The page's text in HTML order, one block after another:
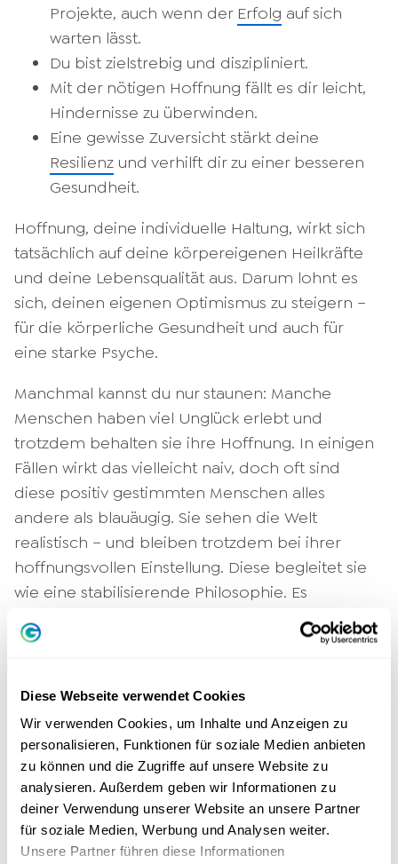
Diese Webseite verwendet Cookies
Wir verwenden Cookies, um Inhalte und Anzeigen zu
personalisieren, Funktionen für soziale Medien anbieten
zu können und die Zugriffe auf unsere Website zu
analysieren. Außerdem geben wir Informationen zu
deiner Verwendung unserer Website an unsere Partner
für soziale Medien, Werbung und Analysen weiter.
Unsere Partner führen diese Informationen
Projekte, auch wenn der Erfolg auf sich
warten lässt.
Du bist zielstrebig und diszipliniert.
Mit der nötigen Hoffnung fällt es dir leicht,
Hindernisse zu überwinden.
Eine gewisse Zuversicht stärkt deine
Resilienz und verhilft dir zu einer besseren
Gesundheit.
Hoffnung, deine individuelle Haltung, wirkt sich
tatsächlich auf deine körpereigenen Heilkräfte
und deine Lebensqualität aus. Darum lohnt es
sich, deinen eigenen Optimismus zu steigern –
für die körperliche Gesundheit und auch für
eine starke Psyche.
Manchmal kannst du nur staunen: Manche
Menschen haben viel Unglück erlebt und
trotzdem behalten sie ihre Hoffnung. In einigen
Fällen wirkt das vielleicht naiv, doch oft sind
diese positiv gestimmten Menschen alles
andere als blauäugig. Sie sehen die Welt
realistisch – und bleiben trotzdem bei ihrer
hoffnungsvollen Einstellung. Diese begleitet sie
wie eine stabilisierende Philosophie. Es
funktioniert also: Dein eigener Optimismus gibt
dir Energie.
Hoffnung verloren: Das kannst du
tun
Auf welcher Seite du auch stehst, es handelt
sich um keinen statischen Zustand. Deine
Lebenseinstellung verändert sich mit deinen
Erfahrungen. Auch ein starker, hoffnungsvoller
Glaube kann durch Rückschläge nachlassen.